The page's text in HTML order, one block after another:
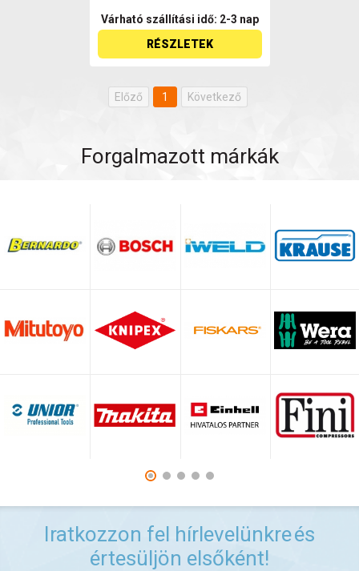
Várható szállítási idő: 2-3 nap
RÉSZLETEK
Előző 1 Következő
Forgalmazott márkák
Iratkozzon fel hírlevelünkreés
értesüljön elsőként!